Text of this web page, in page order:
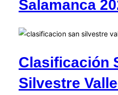
Salamanca
Clasificación
Silvestre